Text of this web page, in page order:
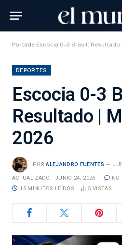
Portada Escocia 0-3 Brasil: Resultado
DEPORTES
Escocia 0-3
Resultado |
2026
POR ALEJANDRO FUENTES
ACTUALIZADO: JUNIO 24, 2026
NO
15 MINUTOS LEÍDOS
5 VISTAS